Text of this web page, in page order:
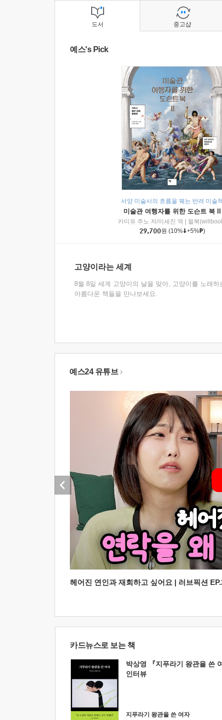
도서
예스's Pick
서양 미술사의 흐름을 꿰는 반려 미술
미술관 여행자를 위한 도슨트 북 II
카미유 주노 저/이세진 역
윌북
29,700원 (10% +5% )
고양이라는 세계
8월 8일 세계 고양이의 날을 맞아, 고양이를 노래하
아름다운 책들을 만나보세요.
중고샵
예스24 유튜브
헤어진 연인과 재회하고 싶어요 | 러브픽션
카드뉴스로 보는 책
박상영 『지푸라기 왕관을 쓴
인터뷰
지푸라기 왕관을 쓴 여자